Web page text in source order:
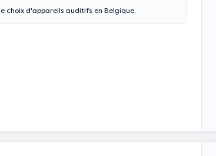
choix d'appareils auditifs en Belgique.